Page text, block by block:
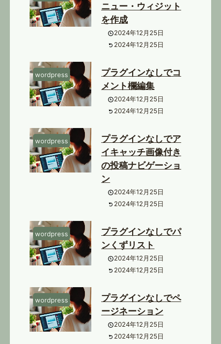
ニュー・ウィジット
を作成
2024年12月25日
2024年12月25日
wordpress
プラグインなしでコ
メント欄編集
2024年12月25日
2024年12月25日
wordpress
プラグインなしでア
イキャッチ画像付き
の投稿ナビゲーショ
ン
2024年12月25日
2024年12月25日
wordpress
プラグインなしでパ
ンくずリスト
2024年12月25日
2024年12月25日
wordpress
プラグインなしでペ
ージネーション
2024年12月25日
2024年12月25日